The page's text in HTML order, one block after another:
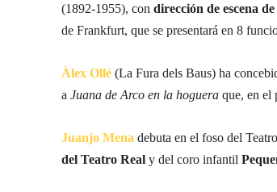
(1892-1955), con dirección de escena
de Frankfurt, que se presentará en 8
Àlex Ollé (La Fura dels Baus) ha
a Juana de Arco en la hoguera que, en el
Juanjo Mena debuta en el foso del
del Teatro Real y del coro infantil